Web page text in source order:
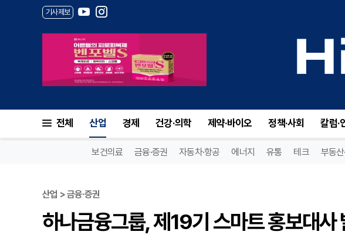
기사제보
전체 산업 경제 건강·의학 제약·바이오 정책·사회 칼럼·
보건의료 금융·증권 자동차·항공 에너지 유통 테크 부동산
산업 > 금융·증권
하나금융그룹, 제19기 스마트 홍보대사